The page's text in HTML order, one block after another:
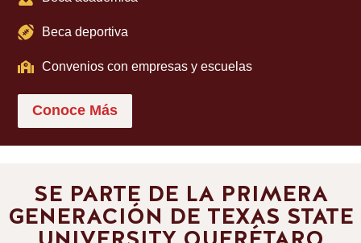
Beca deportiva
Convenios con empresas y escuelas
Conoce Más
SE PARTE DE LA PRIMERA
GENERACIÓN DE TEXAS STATE